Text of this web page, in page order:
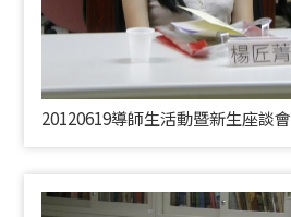
20120619導師生活動暨新生座談會